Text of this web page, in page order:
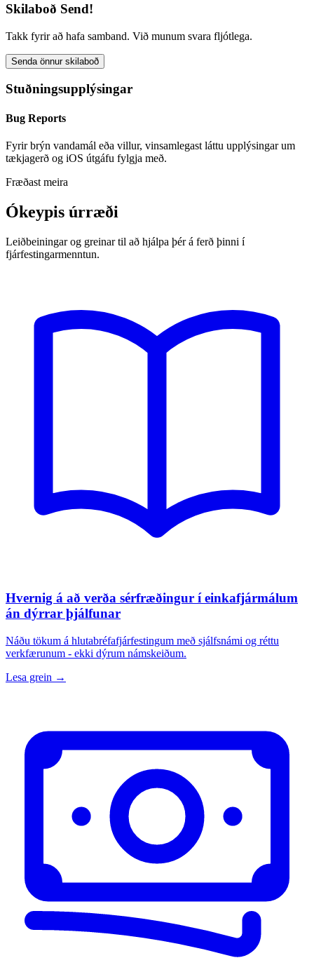
Skilaboð Send!
Takk fyrir að hafa samband. Við munum svara fljótlega.
Senda önnur skilaboð
Stuðningsupplýsingar
Bug Reports
Fyrir brýn vandamál eða villur, vinsamlegast láttu upplýsingar um
tækjagerð og iOS útgáfu fylgja með.
Fræðast meira
Ókeypis úrræði
Leiðbeiningar og greinar til að hjálpa þér á ferð þinni í
fjárfestingarmenntun.
Hvernig á að verða sérfræðingur í einkafjármálum
án dýrrar þjálfunar
Náðu tökum á hlutabréfafjárfestingum með sjálfsnámi og réttu
verkfærunum - ekki dýrum námskeiðum.
Lesa grein →